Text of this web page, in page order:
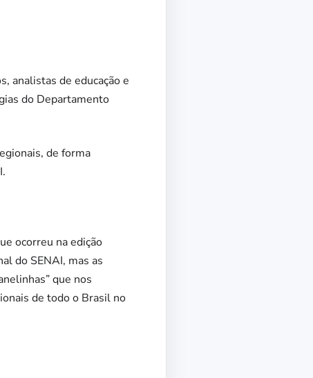
analistas de educação e
do Departamento
de forma
ocorreu na edição
do SENAI, mas as
que nos
de todo o Brasil no